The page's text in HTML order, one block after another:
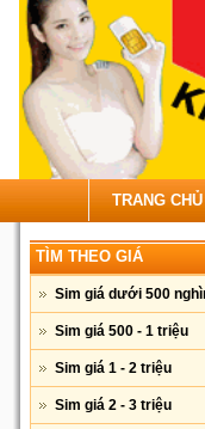
TRANG CHỦ
TÌM THEO GIÁ
Sim giá dưới 500
Sim giá 500 - 1 triệu
Sim giá 1 - 2 triệu
Sim giá 2 - 3 triệu